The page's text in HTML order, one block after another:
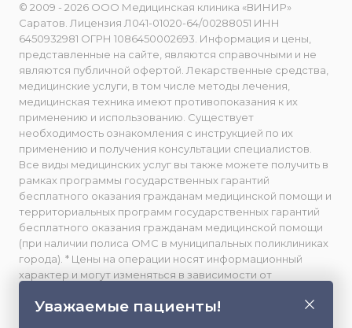
© 2009 - 2026 ООО Медицинская клиника «ВИНИР»
Саратов. Лицензия Л041-01020-64/00288051 ИНН
6450932981 ОГРН 1086450002693. Информация и цены,
представленные на сайте, являются справочными и не
являются публичной офертой. Лекарственные средства,
медицинские услуги, в том числе методы лечения,
медицинская техника имеют противопоказания к их
применению и использованию. Существует
необходимость ознакомления с инструкцией по их
применению и получения консультации специалистов.
Все виды медицинских услуг вы также можете получить в
рамках программы государственных гарантий
бесплатного оказания гражданам медицинской помощи и
территориальных программ государственных гарантий
бесплатного оказания гражданам медицинской помощи
(при наличии полиса ОМС в муниципальных поликлиниках
города). * Цены на операции носят информационный
характер и могут изменяться в зависимости от
Facebook принадлежит компании Meta, признанной
Уважаемые пациенты!